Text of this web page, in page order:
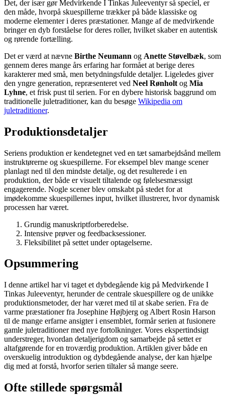
Det, der især gør Medvirkende I Tinkas Juleeventyr så speciel, er
den måde, hvorpå skuespillerne trækker på både klassiske og
moderne elementer i deres præstationer. Mange af de medvirkende
bringer en dyb forståelse for deres roller, hvilket skaber en autentisk
og rørende fortælling.
Det er værd at nævne Birthe Neumann og Anette Støvelbæk, som
gennem deres mange års erfaring har formået at berige deres
karakterer med små, men betydningsfulde detaljer. Ligeledes giver
den yngre generation, repræsenteret ved Neel Rønholt og Mia
Lyhne, et frisk pust til serien. For en dybere historisk baggrund om
traditionelle juletraditioner, kan du besøge Wikipedia om
juletraditioner.
Produktionsdetaljer
Seriens produktion er kendetegnet ved en tæt samarbejdsånd mellem
instruktørerne og skuespillerne. For eksempel blev mange scener
planlagt ned til den mindste detalje, og det resulterede i en
produktion, der både er visuelt tiltalende og følelsesmæssigt
engagerende. Nogle scener blev omskabt på stedet for at
imødekomme skuespillernes input, hvilket illustrerer, hvor dynamisk
processen har været.
Grundig manuskriptforberedelse.
Intensive prøver og feedbacksessioner.
Fleksibilitet på settet under optagelserne.
Opsummering
I denne artikel har vi taget et dybdegående kig på Medvirkende I
Tinkas Juleeventyr, herunder de centrale skuespillere og de unikke
produktionsmetoder, der har været med til at skabe serien. Fra de
varme præstationer fra Josephine Højbjerg og Albert Rosin Harson
til de mange erfarne ansigter i ensemblet, formår serien at fusionere
gamle juletraditioner med nye fortolkninger. Vores ekspertindsigt
understreger, hvordan detaljerigdom og samarbejde på settet er
altafgørende for en troværdig produktion. Artiklen giver både en
overskuelig introduktion og dybdegående analyse, der kan hjælpe
dig med at forstå, hvorfor serien tiltaler så mange seere.
Ofte stillede spørgsmål